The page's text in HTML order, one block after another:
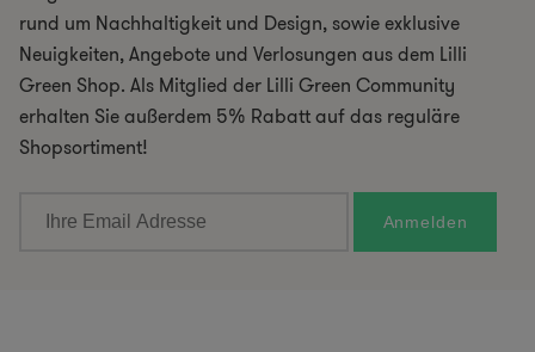
rund um Nachhaltigkeit und Design, sowie exklusive
Neuigkeiten, Angebote und Verlosungen aus dem Lilli
Green Shop. Als Mitglied der Lilli Green Community
erhalten Sie außerdem 5% Rabatt auf das reguläre
Shopsortiment!